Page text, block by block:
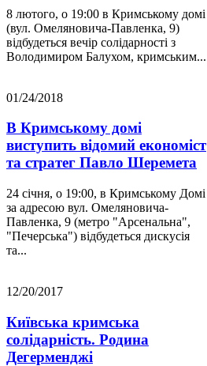
8 лютого, о 19:00 в Кримському домі
(вул. Омеляновича-Павленка, 9)
відбудеться вечір солідарності з
Володимиром Балухом, кримським...
01/24/2018
В Кримському домі
виступить відомий економіст
та стратег Павло Шеремета
24 січня, о 19:00, в Кримському Домі
за адресою вул. Омеляновича-
Павленка, 9 (метро "Арсенальна",
"Печерська") відбудеться дискусія
та...
12/20/2017
Київська кримська
солідарність. Родина
Дегерменджі